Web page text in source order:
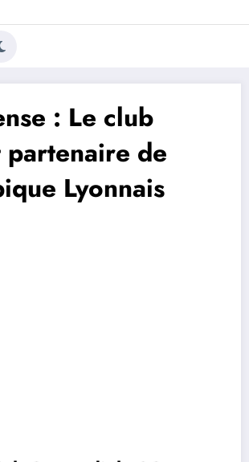
Trivela
L'actualité du football
: Le club
de
Lyonnais